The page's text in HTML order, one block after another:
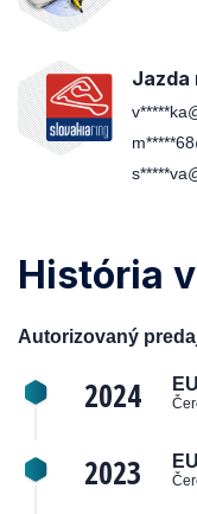
Jazda
História
Autorizovaný
2024
2023